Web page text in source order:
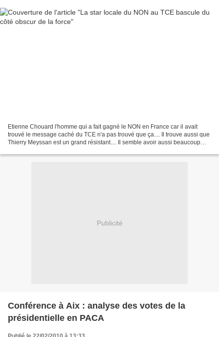
Etienne Chouard l'homme qui a fait gagné le NON en France car il avait
trouvé le message caché du TCE n'a pas trouvé que ça.... Il trouve aussi que
Thierry Meyssan est un grand résistant.... Il semble avoir aussi beaucoup
Publicité
Conférence à Aix : analyse des votes de la
présidentielle en PACA